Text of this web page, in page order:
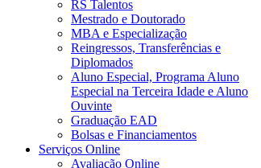
RS Talentos
Mestrado e Doutorado
MBA e Especialização
Reingressos, Transferências e
Diplomados
Aluno Especial, Programa Aluno
Especial na Terceira Idade e Aluno
Ouvinte
Graduação EAD
Bolsas e Financiamentos
Serviços Online
Avaliação Online